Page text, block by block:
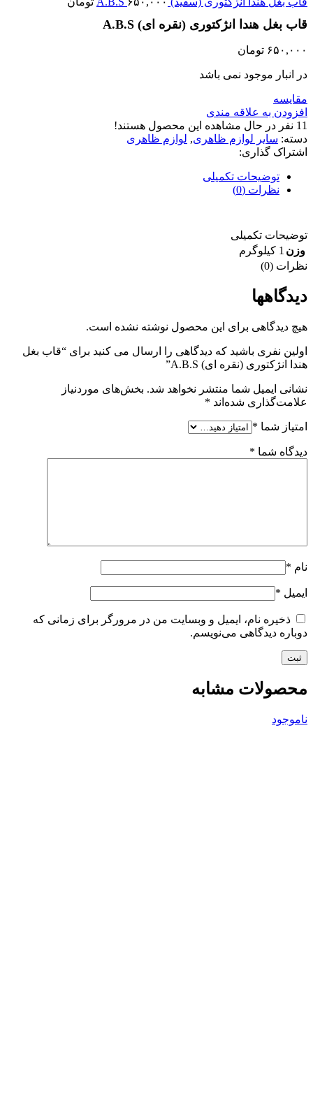
قاب بغل هندا انژکتوری (نقره ای) A.B.S
۶۵۰,۰۰۰ تومان
در انبار موجود نمی باشد
مقایسه
افزودن به علاقه مندی
11 نفر در حال مشاهده این محصول هستند!
دسته: سایر لوازم ظاهری, لوازم ظاهری
اشتراک گذاری:
توضیحات تکمیلی
نظرات (0)
توضیحات تکمیلی
وزن 1 کیلوگرم
نظرات (0)
دیدگاهها
هیچ دیدگاهی برای این محصول نوشته نشده است.
اولین نفری باشید که دیدگاهی را ارسال می کنید برای “قاب بغل
هندا انژکتوری (نقره ای) A.B.S”
نشانی ایمیل شما منتشر نخواهد شد. بخش‌های موردنیاز
علامت‌گذاری شده‌اند *
امتیاز شما *
دیدگاه شما *
نام *
ایمیل *
ذخیره نام، ایمیل و وبسایت من در مرورگر برای زمانی که
دوباره دیدگاهی می‌نویسم.
محصولات مشابه
ناموجود